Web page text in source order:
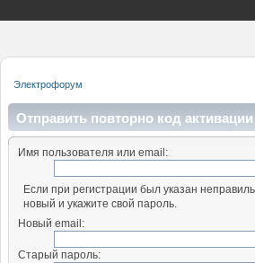
Электрофорум
Отправить повторно код активации
Имя пользователя или email:
Если при регистрации был указан
новый и укажите свой пароль.
Новый email:
Старый пароль: